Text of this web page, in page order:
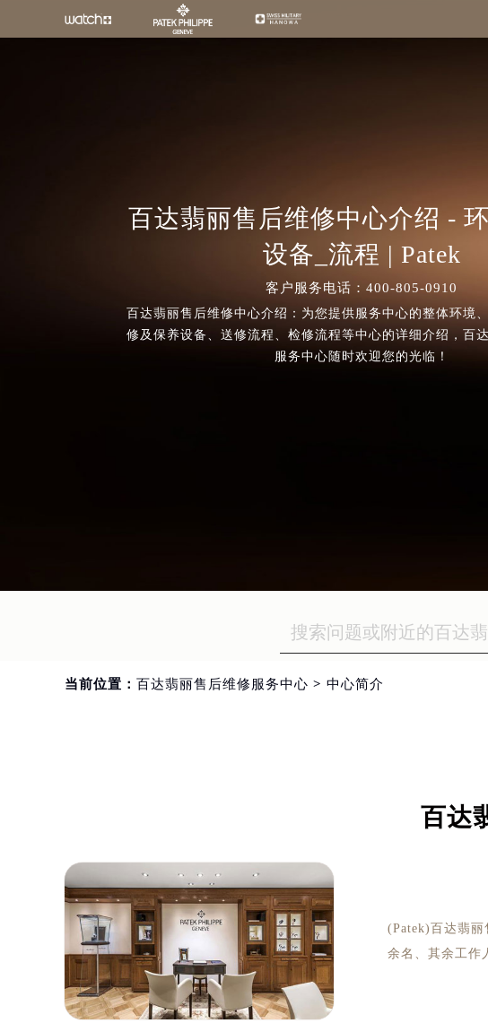
百达翡丽售后维修中心介绍 - 环
设备_流程 | Patek
客户服务电话：400-805-0910
百达翡丽售后维修中心介绍：为您提供服务中心的整体环境
修及保养设备、送修流程、检修流程等中心的详细介绍，百
服务中心随时欢迎您的光临！
当前位置： 百达翡丽售后维修服务中心 > 中心简介
百达
(Patek)百达翡
余名、其余工作